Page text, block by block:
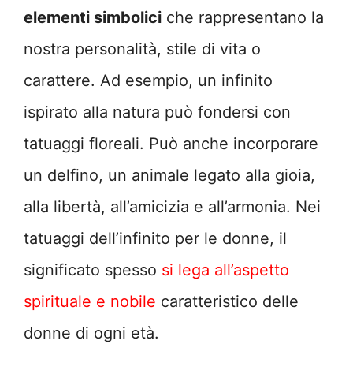
elementi simbolici che rappresentano la
nostra personalità, stile di vita o
carattere. Ad esempio, un infinito
ispirato alla natura può fondersi con
tatuaggi floreali. Può anche incorporare
un delfino, un animale legato alla gioia,
alla libertà, all’amicizia e all’armonia. Nei
tatuaggi dell’infinito per le donne, il
significato spesso si lega all’aspetto
spirituale e nobile caratteristico delle
donne di ogni età.